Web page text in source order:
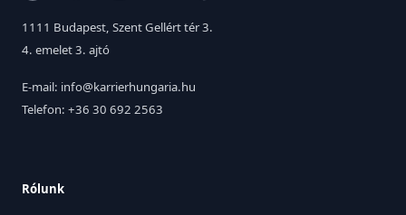
1111 Budapest, Szent Gellért tér 3.
4. emelet 3. ajtó
E-mail: info@karrierhungaria.hu
Telefon: +36 30 692 2563
Rólunk